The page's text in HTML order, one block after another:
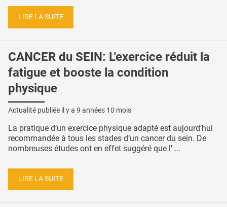
LIRE LA SUITE
CANCER du SEIN: L'exercice réduit la
fatigue et booste la condition
physique
Actualité publiée il y a 9 années 10 mois
La pratique d’un exercice physique adapté est aujourd’hui
recommandée à tous les stades d’un cancer du sein. De
nombreuses études ont en effet suggéré que l' ...
LIRE LA SUITE